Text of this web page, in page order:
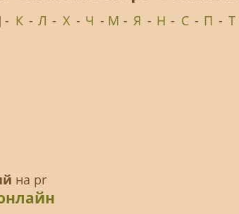
- К - Л - Х - Ч - М - Я - Н - С - П - Т
на pr